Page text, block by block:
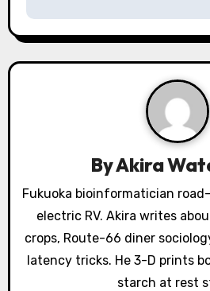
a
v
t
i
o
ByAkira
Fukuoka bioinformatician
electric RV. Akira writes
crops, Route-66 diner
latency tricks. He 3-D prints
starch at rest